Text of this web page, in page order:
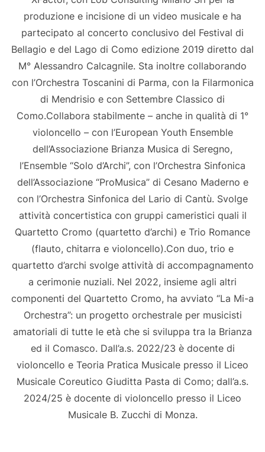
produzione e incisione di un video musicale e ha
partecipato al concerto conclusivo del Festival di
Bellagio e del Lago di Como edizione 2019 diretto dal
M° Alessandro Calcagnile. Sta inoltre collaborando
con l’Orchestra Toscanini di Parma, con la Filarmonica
di Mendrisio e con Settembre Classico di
Como.Collabora stabilmente – anche in qualità di 1°
violoncello – con l’European Youth Ensemble
dell’Associazione Brianza Musica di Seregno,
l’Ensemble “Solo d’Archi”, con l’Orchestra Sinfonica
dell’Associazione “ProMusica” di Cesano Maderno e
con l’Orchestra Sinfonica del Lario di Cantù. Svolge
attività concertistica con gruppi cameristici quali il
Quartetto Cromo (quartetto d’archi) e Trio Romance
(flauto, chitarra e violoncello).Con duo, trio e
quartetto d’archi svolge attività di accompagnamento
a cerimonie nuziali. Nel 2022, insieme agli altri
componenti del Quartetto Cromo, ha avviato “La Mi-a
Orchestra”: un progetto orchestrale per musicisti
amatoriali di tutte le età che si sviluppa tra la Brianza
ed il Comasco. Dall’a.s. 2022/23 è docente di
violoncello e Teoria Pratica Musicale presso il Liceo
Musicale Coreutico Giuditta Pasta di Como; dall’a.s.
2024/25 è docente di violoncello presso il Liceo
Musicale B. Zucchi di Monza.